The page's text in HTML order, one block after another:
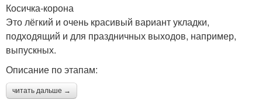
Косичка-корона
Это лёгкий и очень красивый вариант укладки,
подходящий и для праздничных выходов, например,
выпускных.
Описание по этапам:
читать дальше →